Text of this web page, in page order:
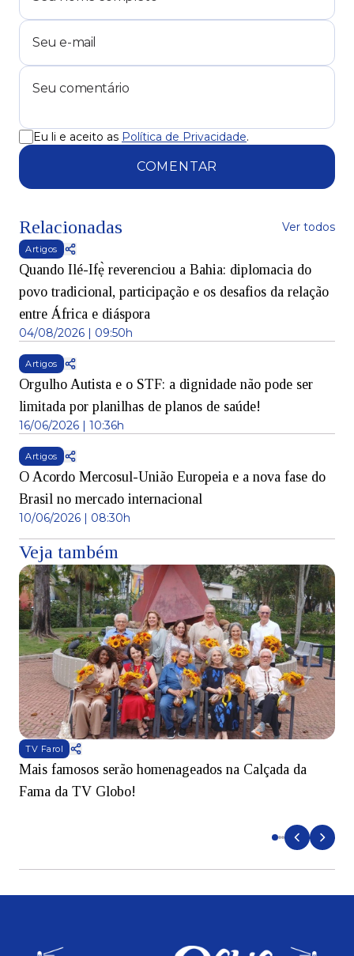
Eu li e aceito as Política de Privacidade.
COMENTAR
Relacionadas Ver todos
Artigos
Quando Ilé-Ifẹ̀ reverenciou a Bahia: diplomacia do
povo tradicional, participação e os desafios da relação
entre África e diáspora
04/08/2026 | 09:50h
Artigos
Orgulho Autista e o STF: a dignidade não pode ser
limitada por planilhas de planos de saúde!
16/06/2026 | 10:36h
Artigos
O Acordo Mercosul-União Europeia e a nova fase do
Brasil no mercado internacional
10/06/2026 | 08:30h
Veja também
TV Farol
Mais famosos serão homenageados na Calçada da
Fama da TV Globo!